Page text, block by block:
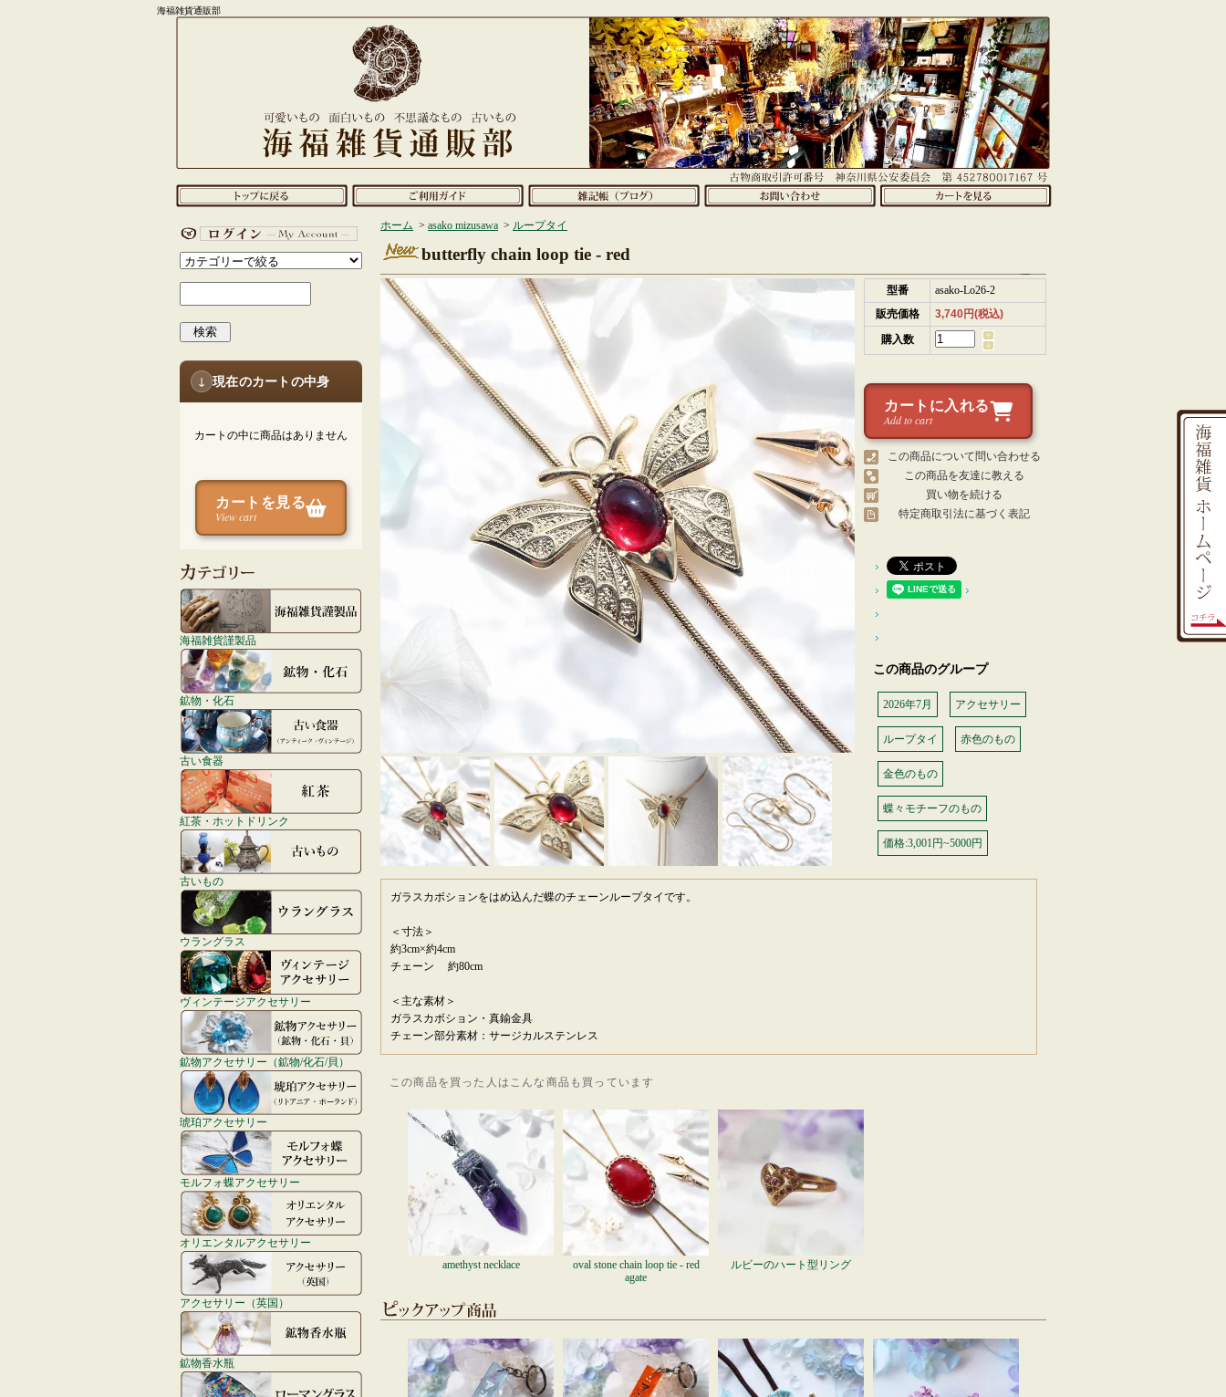
海福雑貨通販部
検索
↓ 現在のカートの中身
カートの中に商品はありません
カートを見る
View cart
海福雑貨謹製品
鉱物・化石
古い食器
紅茶・ホットドリンク
古いもの
ウラングラス
ヴィンテージアクセサリー
鉱物アクセサリー（鉱物/化石/貝）
琥珀アクセサリー
モルフォ蝶アクセサリー
オリエンタルアクセサリー
アクセサリー（英国）
鉱物香水瓶
ホーム > asako mizusawa > ループタイ
butterfly chain loop tie - red
型番
asako-Lo26-2
販売価格
3,740円(税込)
購入数
カートに入れる
Add to cart
この商品について問い合わせる
この商品を友達に教える
買い物を続ける
特定商取引法に基づく表記
この商品のグループ
2026年7月 アクセサリー
ループタイ 赤色のもの
金色のもの
蝶々モチーフのもの
価格:3,001円~5000円
ガラスカボションをはめ込んだ蝶のチェーンループタイです。
＜寸法＞
約3cm×約4cm
チェーン 約80cm
＜主な素材＞
ガラスカボション・真鍮金具
チェーン部分素材：サージカルステンレス
この商品を買った人はこんな商品も買っています
amethyst necklace
oval stone chain loop tie - red
agate
ルビーのハート型リング